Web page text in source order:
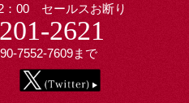
：00 セールスお断り
2621
7552-7609まで